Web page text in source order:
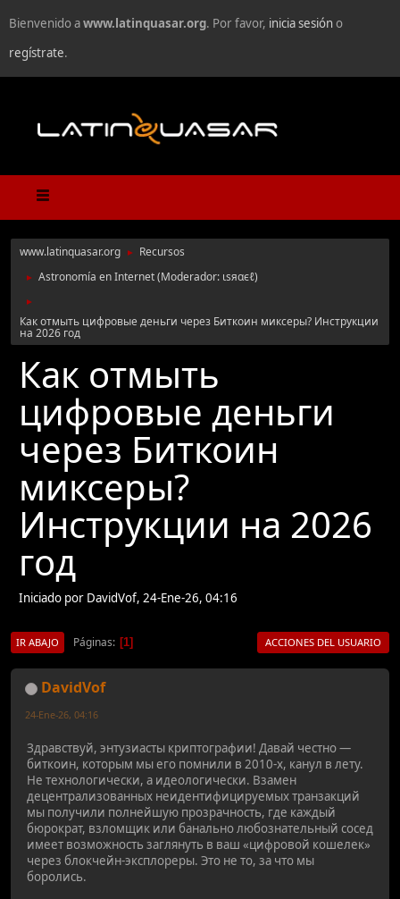
Bienvenido awww.latinquasar.org. Por favor, inicia sesióno
regístrate.
www.latinquasar.org ► Recursos
► Astronomía en Internet(Moderador: ιѕяαєℓ)
►
Как отмыть цифровые деньги через Биткоин миксеры? Инструкции
на 2026 год
Как отмыть
цифровые деньги
через Биткоин
миксеры?
Инструкции на 2026
год
Iniciado por DavidVof, 24-Ene-26, 04:16
IR ABAJO Páginas 1 ACCIONES DEL USUARIO
DavidVof
24-Ene-26, 04:16
Здравствуй, энтузиасты криптографии! Давай честно —
биткоин, которым мы его помнили в 2010-х, канул в лету.
Не технологически, а идеологически. Взамен
децентрализованных неидентифицируемых транзакций
мы получили полнейшую прозрачность, где каждый
бюрократ, взломщик или банально любознательный сосед
имеет возможность заглянуть в ваш «цифровой кошелек»
через блокчейн-эксплореры. Это не то, за что мы
боролись.